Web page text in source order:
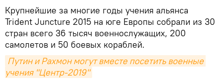
Крупнейшие за многие годы учения альянса
Trident Juncture 2015 на юге Европы собрали из 30
стран всего 36 тысяч военнослужащих, 200
самолетов и 50 боевых кораблей.
Путин и Рахмон могут вместе посетить военные
учения "Центр-2019"